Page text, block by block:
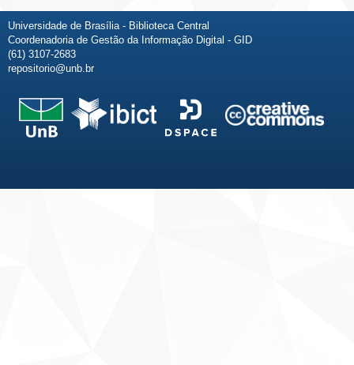
Universidade de Brasília - Biblioteca Central
Coordenadoria de Gestão da Informação Digital - GID
(61) 3107-2683
repositorio@unb.br